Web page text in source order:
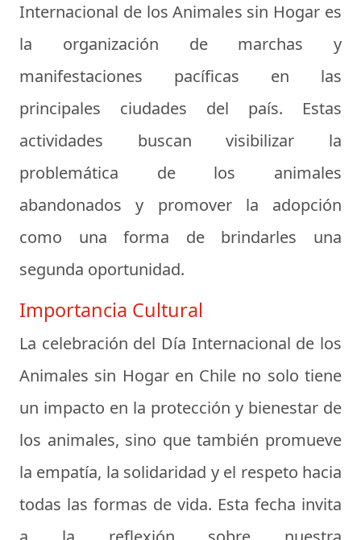
Internacional de los Animales sin Hogar es
la organización de marchas y
manifestaciones pacíficas en las
principales ciudades del país. Estas
actividades buscan visibilizar la
problemática de los animales
abandonados y promover la adopción
como una forma de brindarles una
segunda oportunidad.
Importancia Cultural
La celebración del Día Internacional de los
Animales sin Hogar en Chile no solo tiene
un impacto en la protección y bienestar de
los animales, sino que también promueve
la empatía, la solidaridad y el respeto hacia
todas las formas de vida. Esta fecha invita